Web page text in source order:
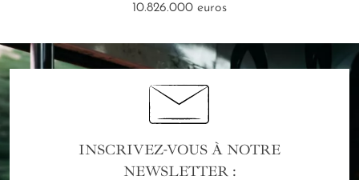
10.826.000 euros
INSCRIVEZ-VOUS À NOTRE
NEWSLETTER :